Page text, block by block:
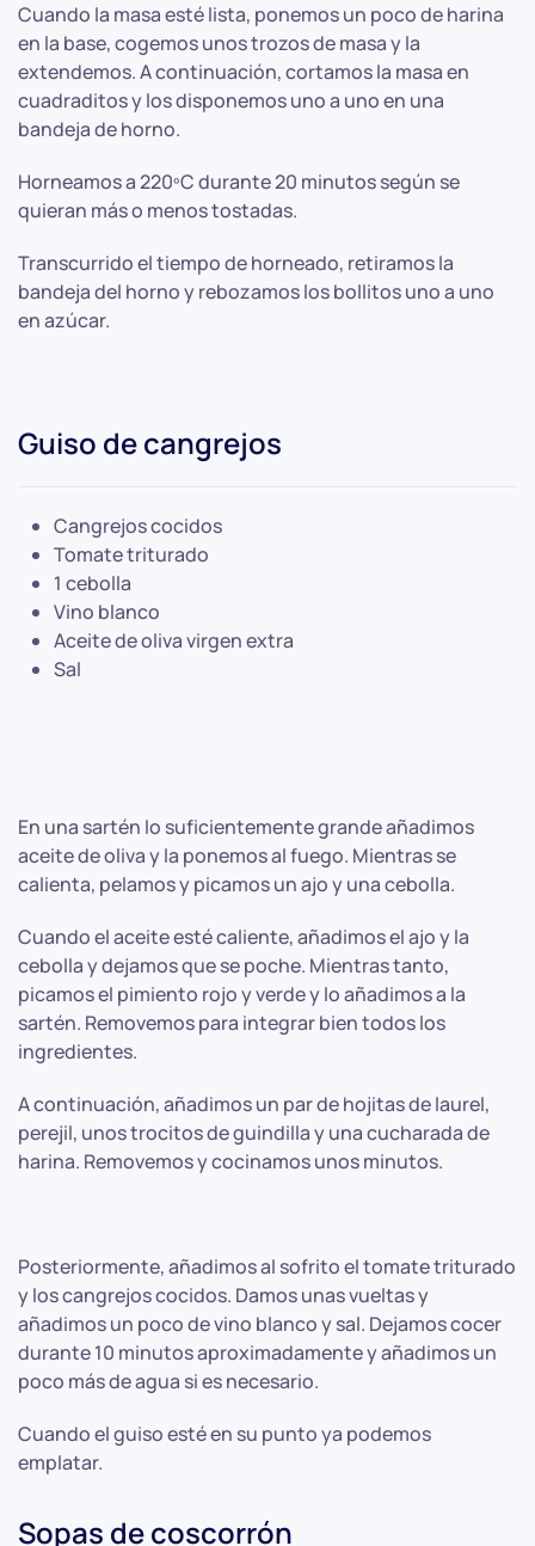
Cuando la masa esté lista, ponemos un poco de harina
en la base, cogemos unos trozos de masa y la
extendemos. A continuación, cortamos la masa en
cuadraditos y los disponemos uno a uno en una
bandeja de horno.
Horneamos a 220ºC durante 20 minutos según se
quieran más o menos tostadas.
Transcurrido el tiempo de horneado, retiramos la
bandeja del horno y rebozamos los bollitos uno a uno
en azúcar.
Guiso de cangrejos
Cangrejos cocidos
Tomate triturado
1 cebolla
Vino blanco
Aceite de oliva virgen extra
Sal
En una sartén lo suficientemente grande añadimos
aceite de oliva y la ponemos al fuego. Mientras se
calienta, pelamos y picamos un ajo y una cebolla.
Cuando el aceite esté caliente, añadimos el ajo y la
cebolla y dejamos que se poche. Mientras tanto,
picamos el pimiento rojo y verde y lo añadimos a la
sartén. Removemos para integrar bien todos los
ingredientes.
A continuación, añadimos un par de hojitas de laurel,
perejil, unos trocitos de guindilla y una cucharada de
harina. Removemos y cocinamos unos minutos.
Posteriormente, añadimos al sofrito el tomate triturado
y los cangrejos cocidos. Damos unas vueltas y
añadimos un poco de vino blanco y sal. Dejamos cocer
durante 10 minutos aproximadamente y añadimos un
poco más de agua si es necesario.
Cuando el guiso esté en su punto ya podemos
emplatar.
Sopas de coscorrón